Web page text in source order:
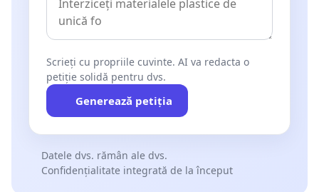
Scrieți cu propriile cuvinte. AI va redacta o
petiție solidă pentru dvs.
Generează petiția
Datele dvs. rămân ale dvs.
Confidențialitate integrată de la început